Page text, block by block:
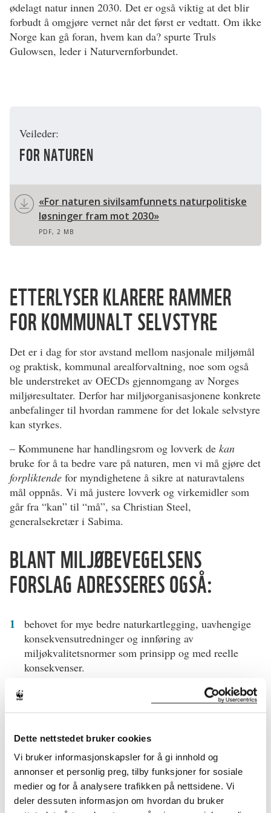
Dette nettstedet bruker cookies
Vi bruker informasjonskapsler for å gi innhold og
annonser et personlig preg, tilby funksjoner for sosiale
medier og for å analysere trafikken på nettsidene. Vi
deler dessuten informasjon om hvordan du bruker
ødelagt natur innen 2030. Det er også viktig at det blir
forbudt å omgjøre vernet når det først er vedtatt. Om ikke
Norge kan gå foran, hvem kan da? spurte Truls
Gulowsen, leder i Naturvernforbundet.
Veileder:
FOR NATUREN
«For naturen sivilsamfunnets naturpolitiske
løsninger fram mot 2030»
PDF, 2 MB
ETTERLYSER KLARERE RAMMER
FOR KOMMUNALT SELVSTYRE
Det er i dag for stor avstand mellom nasjonale miljømål
og praktisk, kommunal arealforvaltning, noe som også
ble understreket av OECDs gjennomgang av Norges
miljøresultater. Derfor har miljøorganisasjonene konkrete
anbefalinger til hvordan rammene for det lokale selvstyre
kan styrkes.
– Kommunene har handlingsrom og lovverk de kan
bruke for å ta bedre vare på naturen, men vi må gjøre det
forpliktende for myndighetene å sikre at naturavtalens
mål oppnås. Vi må justere lovverk og virkemidler som
går fra “kan” til “må”, sa Christian Steel,
generalsekretær i Sabima.
BLANT MILJØBEVEGELSENS
FORSLAG ADRESSERES OGSÅ:
behovet for mye bedre naturkartlegging, uavhengige
konsekvensutredninger og innføring av
miljøkvalitetsnormer som prinsipp og med reelle
konsekvenser.
behovet for strengere miljøhensyn for fiskeri,
skogbruk, jordbruk og oppdrett, både knyttet til
sammen med mer kontroll.
behovet for mye mer naturbistand, sammen med aktiv
bruk av Oljefondets viktige rolle som standardsetter
overfor store selskaper i verden.